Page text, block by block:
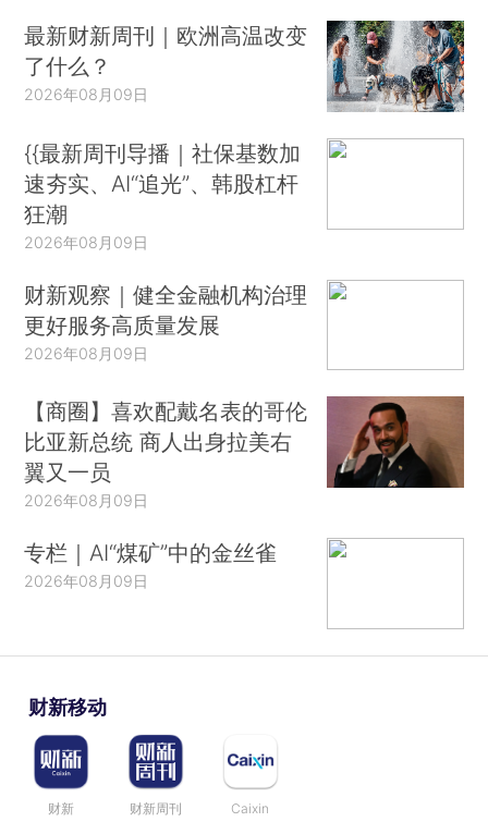
最新财新周刊｜欧洲高温改变
了什么？
2026年08月09日
{{最新周刊导播｜社保基数加
速夯实、AI“追光”、韩股杠杆
狂潮
2026年08月09日
财新观察｜健全金融机构治理
更好服务高质量发展
2026年08月09日
【商圈】喜欢配戴名表的哥伦
比亚新总统 商人出身拉美右
翼又一员
2026年08月09日
专栏｜AI“煤矿”中的金丝雀
2026年08月09日
财新移动
财新 财新周刊 Caixin